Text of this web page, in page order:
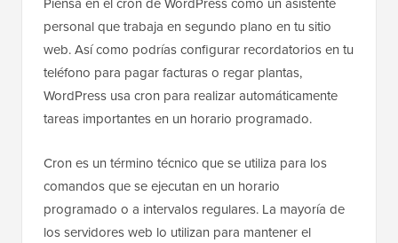
personal que trabaja en segundo plano en tu sitio
web. Así como podrías configurar recordatorios en tu
teléfono para pagar facturas o regar plantas,
WordPress usa cron para realizar automáticamente
tareas importantes en un horario programado.
Cron es un término técnico que se utiliza para los
comandos que se ejecutan en un horario
programado o a intervalos regulares. La mayoría de
los servidores web lo utilizan para mantener el